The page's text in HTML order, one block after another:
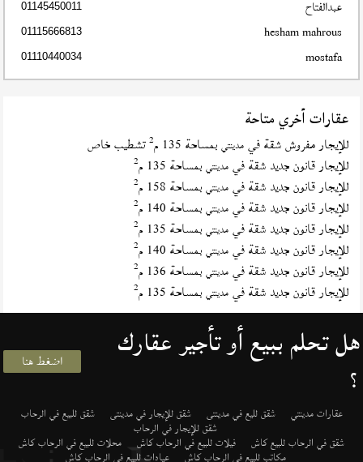
عبدالفتاح 01145450011
hesham mahrous
01115666813
mostafa
01110440034
عقارات أخري متاحة
للإيجار مفروش شقة فيمدينتي بمساحة 135 م 2تشطيب خاص
للإيجار قانون جديد شقة فيمدينتي بمساحة 135 م 2
للإيجار قانون جديد شقة فيمدينتي بمساحة 158 م 2
للإيجار قانون جديد شقة فيمدينتي بمساحة 140 م 2
للإيجار قانون جديد شقة فيمدينتي بمساحة 135 م 2
للإيجار قانون جديد شقة فيمدينتي بمساحة 140 م 2
للإيجار قانون جديد شقة فيمدينتي بمساحة 136 م 2
للإيجار قانون جديد شقة فيمدينتي بمساحة 135 م 2
هل تحلم ببيع أو تأجير عقارك
؟ اضغط هنا
عقارات مدينتي شقق لليع في مدينتى شقق للإيجار في مدينتى شقق للبيع في الرحاب
شقق للإيجار في الرحاب
شقق في الرحاب للبيع كاش فيلات للبيع في الرحاب كاش محلات للبيع في الرحاب كاش
مكاتب للبيع في الرحاب كاش عيادات للبيع في الرحاب كاش